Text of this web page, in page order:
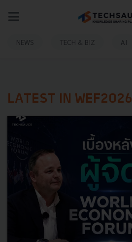
NEWS TECH & BIZ AI
LATEST IN WEF2026